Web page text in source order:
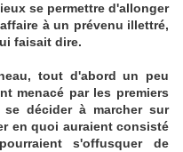
se permettre d'allonger
à un prévenu illettré,
faisait dire.
tout d'abord un peu
menacé par les premiers
décider à marcher sur
en quoi auraient consisté
s'offusquer de